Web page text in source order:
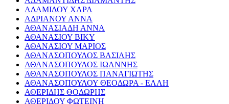
ΑΔΑΜΙΔΟΥ ΧΑΡΑ
ΑΔΡΙΑΝΟΥ ΑΝΝΑ
ΑΘΑΝΑΣΙΑΔΗ ΑΝΝΑ
ΑΘΑΝΑΣΙΟΥ ΒΙΚΥ
ΑΘΑΝΑΣΙΟΥ ΜΑΡΙΟΣ
ΑΘΑΝΑΣΟΠΟΥΛΟΣ ΒΑΣΙΛΗΣ
ΑΘΑΝΑΣΟΠΟΥΛΟΣ ΙΩΑΝΝΗΣ
ΑΘΑΝΑΣΟΠΟΥΛΟΣ ΠΑΝΑΓΙΩΤΗΣ
ΑΘΑΝΑΣΟΠΟΥΛΟΥ ΘΕΟΔΩΡΑ - ΕΛΛΗ
ΑΘΕΡΙΔΗΣ ΘΟΔΩΡΗΣ
ΑΘΕΡΙΔΟΥ ΦΩΤΕΙΝΗ